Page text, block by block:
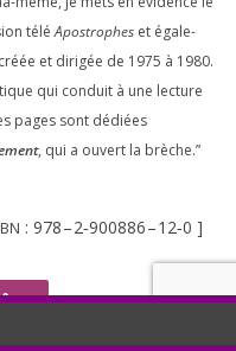
téléApostrophes et éga­le­
et diri­gée de 1975 à 1980.
qui conduit à une lec­ture
pages sont dédiées
, qui a ouvert la brèche.”
: 978–2‑900886–12‑0 ]